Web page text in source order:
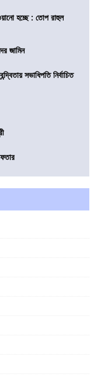
হচ্ছে : তোপ রাহুল
জামিন
সভাধিপতি নির্বাচিত